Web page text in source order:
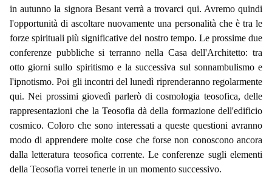
in autunno la signora Besant verrà a trovarci qui. Avremo quindi
l'opportunità di ascoltare nuovamente una personalità che è tra le
forze spirituali più significative del nostro tempo. Le prossime due
conferenze pubbliche si terranno nella Casa dell'Architetto: tra
otto giorni sullo spiritismo e la successiva sul sonnambulismo e
l'ipnotismo. Poi gli incontri del lunedì riprenderanno regolarmente
qui. Nei prossimi giovedì parlerò di cosmologia teosofica, delle
rappresentazioni che la Teosofia dà della formazione dell'edificio
cosmico. Coloro che sono interessati a queste questioni avranno
modo di apprendere molte cose che forse non conoscono ancora
dalla letteratura teosofica corrente. Le conferenze sugli elementi
della Teosofia vorrei tenerle in un momento successivo.